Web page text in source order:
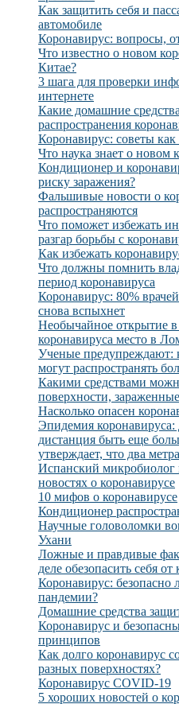
Как защитить себя и
автомобиле
Коронавирус: вопросы,
Что известно о новом
Китае?
3 шага для проверки
интернете
Какие домашние
распространения
Коронавирус: советы как
Что наука знает о новом
Кондиционер и
риску заражения?
Фальшивые новости о
распространяются
Что поможет избежать
разгар борьбы с
Как избежать
Что должны помнить
период коронавируса
Коронавирус: 80%
снова вспыхнет
Необычайное открытие
коронавируса место в
Ученые предупреждают:
могут распространять
Какими средствами
поверхности,
Насколько опасен
Эпидемия
дистанция быть еще
утверждает, что два
Испанский микробиолог
новостях о коронавирусе
10 мифов о коронавирусе
Кондиционер
Научные головоломки
Ухани
Ложные и правдивые
деле обезопасить себя от
Коронавирус: безопасно
пандемии?
Домашние средства
Коронавирус и
принципов
Как долго коронавирус
разных поверхностях?
Коронавирус COVID-19
5 хороших новостей о